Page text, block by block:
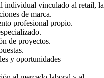
individual vinculado al retail, la
de marca.
profesional propio.
de proyectos.
y oportunidades